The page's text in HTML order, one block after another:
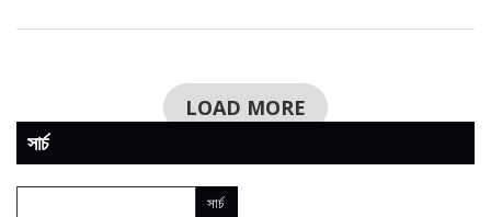
LOAD MORE
সার্চ